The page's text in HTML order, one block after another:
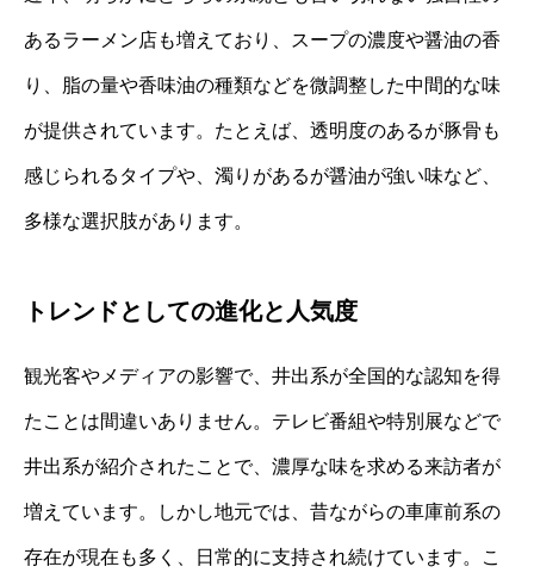
あるラーメン店も増えており、スープの濃度や醤油の香
り、脂の量や香味油の種類などを微調整した中間的な味
が提供されています。たとえば、透明度のあるが豚骨も
感じられるタイプや、濁りがあるが醤油が強い味など、
多様な選択肢があります。
トレンドとしての進化と人気度
観光客やメディアの影響で、井出系が全国的な認知を得
たことは間違いありません。テレビ番組や特別展などで
井出系が紹介されたことで、濃厚な味を求める来訪者が
増えています。しかし地元では、昔ながらの車庫前系の
存在が現在も多く、日常的に支持され続けています。こ